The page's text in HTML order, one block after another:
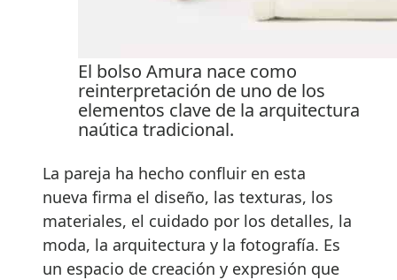
El bolso Amura nace como
reinterpretación de uno de los
elementos clave de la arquitectura
naútica tradicional.
La pareja ha hecho confluir en esta
nueva firma el diseño, las texturas, los
materiales, el cuidado por los detalles, la
moda, la arquitectura y la fotografía. Es
un espacio de creación y expresión que